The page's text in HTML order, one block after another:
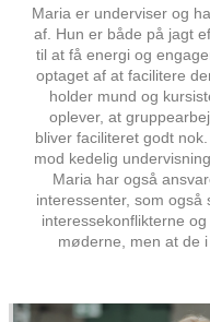
Maria er underviser og
af. Hun er både på jagt
til at få energi og
optaget af at facilitere
holder mund og
oplever, at
bliver faciliteret godt
mod kedelig
Maria har også
interessenter, som også
interessekonflikterne
møderne, men at de